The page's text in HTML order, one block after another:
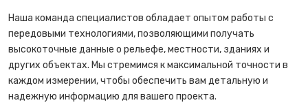
Наша команда специалистов обладает опытом работы с
передовыми технологиями, позволяющими получать
высокоточные данные о рельефе, местности, зданиях и
других объектах. Мы стремимся к максимальной точности в
каждом измерении, чтобы обеспечить вам детальную и
надежную информацию для вашего проекта.